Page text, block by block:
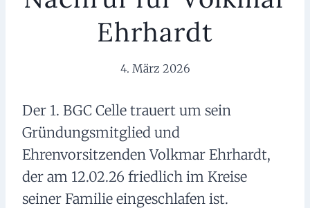
Ehrhardt
4. März 2026
Der 1. BGC Celle trauert um sein
Gründungsmitglied und
Ehrenvorsitzenden Volkmar Ehrhardt,
der am 12.02.26 friedlich im Kreise
seiner Familie eingeschlafen ist.